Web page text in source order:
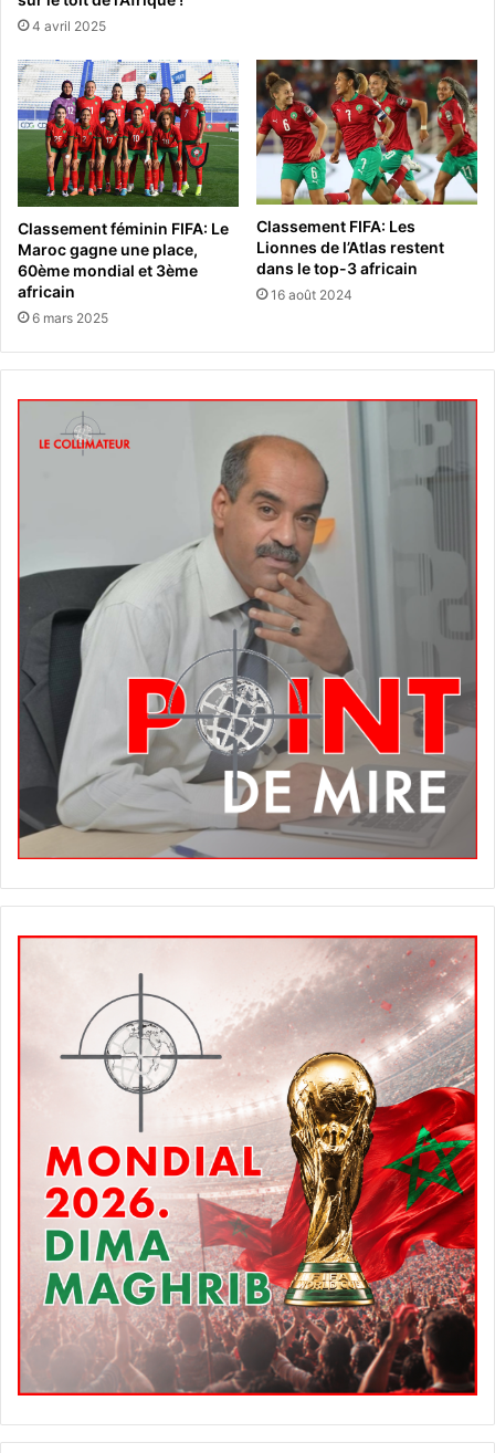
4 avril 2025
Classement féminin FIFA: Le
Maroc gagne une place,
60ème mondial et 3ème
africain
6 mars 2025
Classement FIFA: Les
Lionnes de l’Atlas restent
dans le top-3 africain
16 août 2024